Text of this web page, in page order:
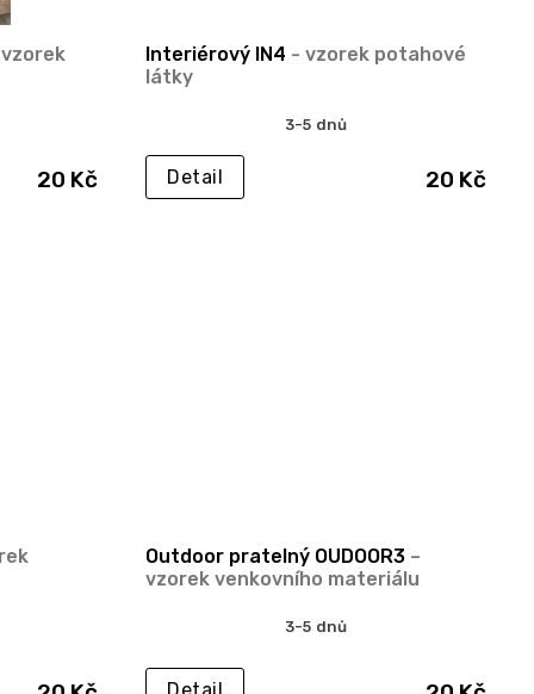
20 Kč
Interiérový IN4 - vzorek potahové
látky
3-5 dnů
20 Kč
Detail
Outdoor pratelný OUDOOR3 –
vzorek venkovního materiálu
3-5 dnů